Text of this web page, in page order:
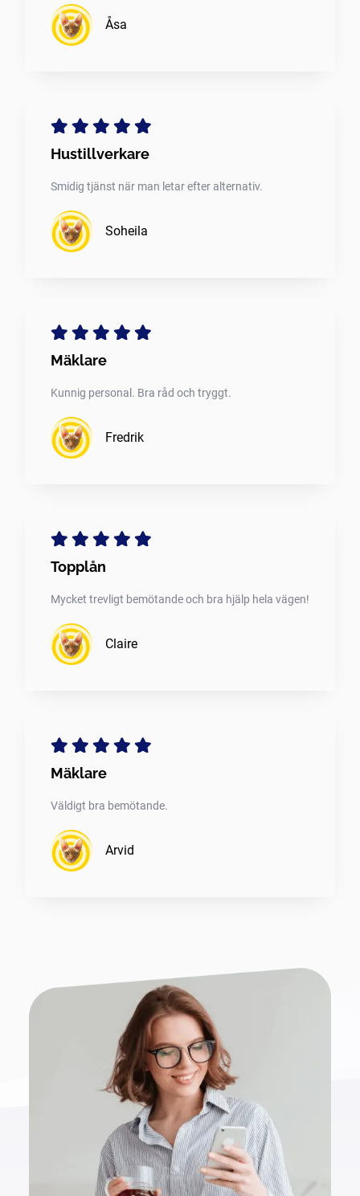
Åsa
Hustillverkare
Smidig tjänst när man letar efter alternativ.
Soheila
Mäklare
Kunnig personal. Bra råd och tryggt.
Fredrik
Topplån
Mycket trevligt bemötande och bra hjälp hela vägen!
Claire
Mäklare
Väldigt bra bemötande.
Arvid